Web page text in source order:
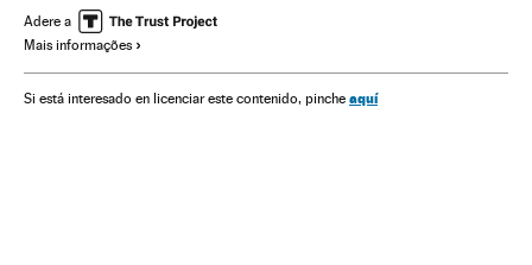
Problemas ambientais Ásia
Energia não renovável
Meio ambiente Energia
Adere a
Mais informações
Si está interesado en licenciar este contenido, pinche aquí